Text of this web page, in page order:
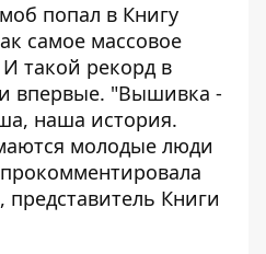
попал в Книгу
самое массовое
И такой рекорд в
впервые. "Вышивка -
наша история.
молодые люди
представитель Книги